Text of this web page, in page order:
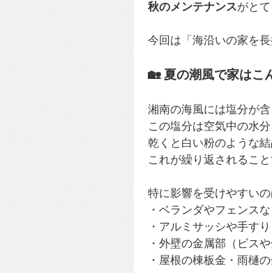
秋のメンテナンスがとて
今回は「海沿いの家を
🏡 夏の潮風で家はこ
湘南の海風には塩分が含
この塩分は空気中の水
乾くと白い粉のような
これが繰り返されるこ
特に影響を受けやすいの
・ベランダやフェンス
・アルミサッシや手すり
・外壁の金属部（ビスや
・屋根の棟板金・雨樋